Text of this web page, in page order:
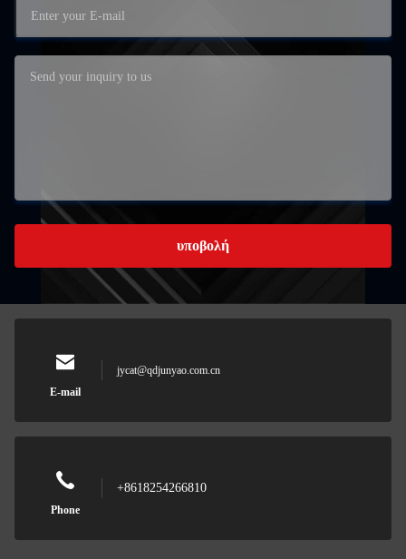
υποβολή
E-mail
jycat@qdjunyao.com.cn
Phone
+8618254266810